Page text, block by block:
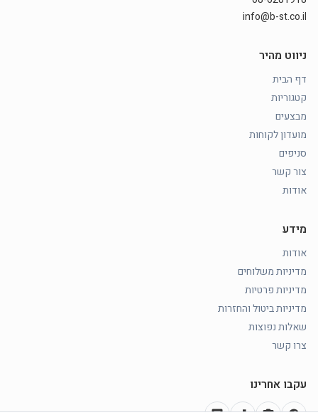
info@b-st.co.il
ניווט מהיר
דף הבית
קטגוריות
מבצעים
מועדון לקוחות
סניפים
צור קשר
אודות
מידע
אודות
מדיניות משלוחים
מדיניות פרטיות
מדיניות ביטול והחזרות
שאלות נפוצות
צרו קשר
עקבו אחרינו
facebook
photo_camera
music_note
chat